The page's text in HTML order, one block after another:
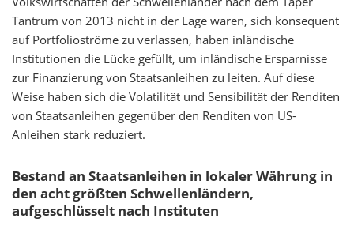
Tantrum von 2013 nicht in der Lage waren, sich konsequent
auf Portfolioströme zu verlassen, haben inländische
Institutionen die Lücke gefüllt, um inländische Ersparnisse
zur Finanzierung von Staatsanleihen zu leiten. Auf diese
Weise haben sich die Volatilität und Sensibilität der Renditen
von Staatsanleihen gegenüber den Renditen von US-
Anleihen stark reduziert.
Bestand an Staatsanleihen in lokaler Währung in
den acht größten Schwellenländern,
aufgeschlüsselt nach Instituten